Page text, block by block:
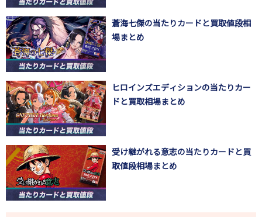
蒼海七傑の当たりカードと買取値段相
場まとめ
ヒロインズエディションの当たりカー
ドと買取相場まとめ
受け継がれる意志の当たりカードと買
取値段相場まとめ